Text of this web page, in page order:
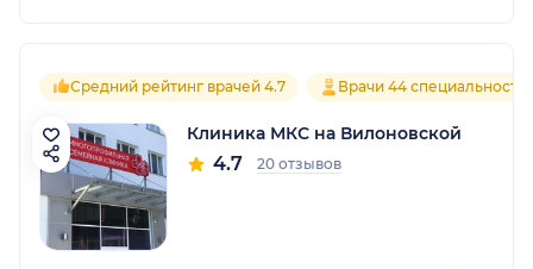
Средний рейтинг врачей 4.7 Врачи 44
Клиника МКС на Вилоновской
4.7 20 отзывов